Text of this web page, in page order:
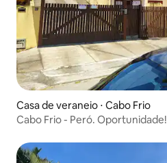
Casa de veraneio ⋅ Cabo Frio
Cabo Frio - Peró. Oportunidade!